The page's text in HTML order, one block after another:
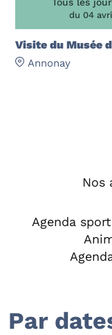
du 04
Visite du Musée
Annonay
Nos
Agenda
Par